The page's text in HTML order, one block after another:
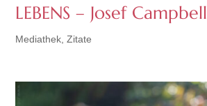
LEBENS – Josef Campbell
Mediathek ,Zitate